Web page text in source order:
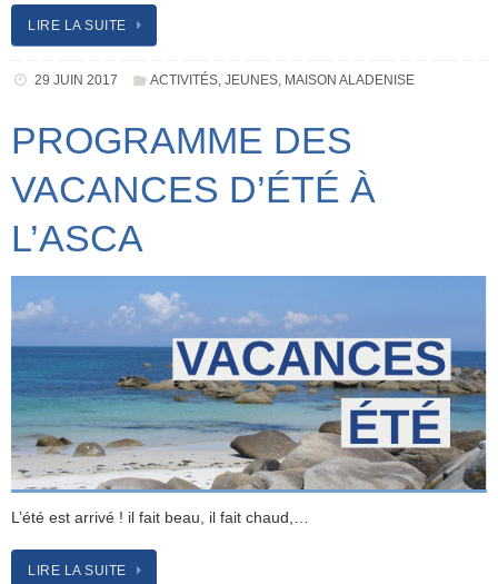
LIRE LA SUITE
29 JUIN 2017 ACTIVITÉS ,JEUNES MAISON ALADENISE
PROGRAMME DES
VACANCES D’ÉTÉ À
L’ASCA
L’été est arrivé ! il fait beau, il fait chaud,…
LIRE LA SUITE